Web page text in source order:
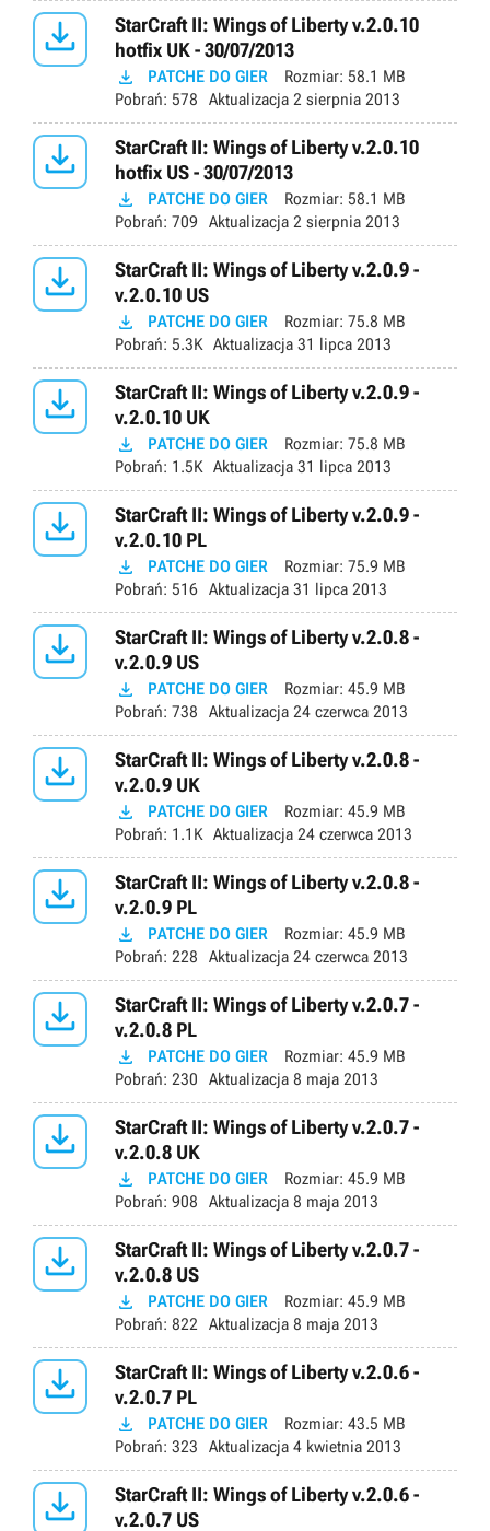

StarCraft II: Wings of Liberty v.2.0.10
hotfix UK - 30/07/2013
 PATCHE DO GIER Rozmiar: 58.1 MB
Pobrań: 578 Aktualizacja 2 sierpnia 2013

StarCraft II: Wings of Liberty v.2.0.10
hotfix US - 30/07/2013
 PATCHE DO GIER Rozmiar: 58.1 MB
Pobrań: 709 Aktualizacja 2 sierpnia 2013

StarCraft II: Wings of Liberty v.2.0.9 -
v.2.0.10 US
 PATCHE DO GIER Rozmiar: 75.8 MB
Pobrań: 5.3K Aktualizacja 31 lipca 2013

StarCraft II: Wings of Liberty v.2.0.9 -
v.2.0.10 UK
 PATCHE DO GIER Rozmiar: 75.8 MB
Pobrań: 1.5K Aktualizacja 31 lipca 2013

StarCraft II: Wings of Liberty v.2.0.9 -
v.2.0.10 PL
 PATCHE DO GIER Rozmiar: 75.9 MB
Pobrań: 516 Aktualizacja 31 lipca 2013

StarCraft II: Wings of Liberty v.2.0.8 -
v.2.0.9 US
 PATCHE DO GIER Rozmiar: 45.9 MB
Pobrań: 738 Aktualizacja 24 czerwca 2013

StarCraft II: Wings of Liberty v.2.0.8 -
v.2.0.9 UK
 PATCHE DO GIER Rozmiar: 45.9 MB
Pobrań: 1.1K Aktualizacja 24 czerwca 2013

StarCraft II: Wings of Liberty v.2.0.8 -
v.2.0.9 PL
 PATCHE DO GIER Rozmiar: 45.9 MB
Pobrań: 228 Aktualizacja 24 czerwca 2013

StarCraft II: Wings of Liberty v.2.0.7 -
v.2.0.8 PL
 PATCHE DO GIER Rozmiar: 45.9 MB
Pobrań: 230 Aktualizacja 8 maja 2013

StarCraft II: Wings of Liberty v.2.0.7 -
v.2.0.8 UK
 PATCHE DO GIER Rozmiar: 45.9 MB
Pobrań: 908 Aktualizacja 8 maja 2013

StarCraft II: Wings of Liberty v.2.0.7 -
v.2.0.8 US
 PATCHE DO GIER Rozmiar: 45.9 MB
Pobrań: 822 Aktualizacja 8 maja 2013

StarCraft II: Wings of Liberty v.2.0.6 -
v.2.0.7 PL
 PATCHE DO GIER Rozmiar: 43.5 MB
Pobrań: 323 Aktualizacja 4 kwietnia 2013

StarCraft II: Wings of Liberty v.2.0.6 -
v.2.0.7 US